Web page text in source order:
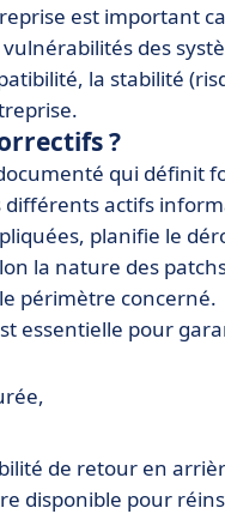
est important
des
la stabilité
?
qui définit
différents actifs
planifie le
la nature des
périmètre concerné.
essentielle pour
de retour en
disponible pour